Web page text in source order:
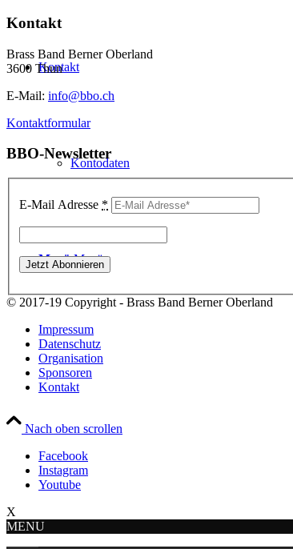
Kontakt
Kontodaten
Menü Menü
Kontakt
Brass Band Berner Oberland
3600 Thun
E-Mail: info@bbo.ch
Kontaktformular
BBO-Newsletter
E-Mail Adresse *
© 2017-19 Copyright - Brass Band Berner Oberland
Impressum
Datenschutz
Organisation
Sponsoren
Kontakt
Nach oben scrollen
Facebook
Instagram
Youtube
X
MENU